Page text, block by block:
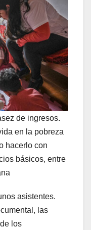
de ingresos.
en la pobreza
hacerlo con
básicos, entre
asistentes.
las
los